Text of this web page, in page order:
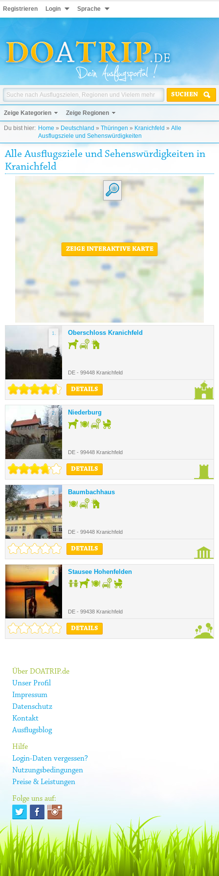
Registrieren Login Sprache
SUCHEN
Zeige Kategorien Zeige Regionen
Du bist hier: Home » Deutschland » Thüringen » Kranichfeld » Alle
Ausflugsziele und Sehenswürdigkeiten
Alle Ausflugsziele und Sehenswürdigkeiten in
Kranichfeld
ZEIGE INTERAKTIVE KARTE
1. Oberschloss Kranichfeld
DE - 99448 Kranichfeld
DETAILS
2. Niederburg
DE - 99448 Kranichfeld
DETAILS
3. Baumbachhaus
DE - 99448 Kranichfeld
DETAILS
4. Stausee Hohenfelden
DE - 99438 Kranichfeld
DETAILS
Über DOATRIP.de
Unser Profil
Impressum
Datenschutz
Kontakt
Ausflugsblog
Hilfe
Login-Daten vergessen?
Nutzungsbedingungen
Preise & Leistungen
Folge uns auf: